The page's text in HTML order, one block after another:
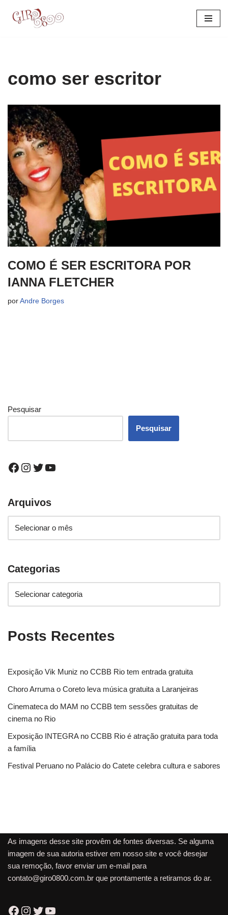
como ser escritor
COMO É SER ESCRITORA POR
IANNA FLETCHER
por Andre Borges
Pesquisar
Pesquisar
Arquivos
Categorias
Posts Recentes
Exposição Vik Muniz no CCBB Rio tem entrada gratuita
Choro Arruma o Coreto leva música gratuita a Laranjeiras
Cinemateca do MAM no CCBB tem sessões gratuitas de
cinema no Rio
Exposição INTEGRA no CCBB Rio é atração gratuita para toda
a família
Festival Peruano no Palácio do Catete celebra cultura e sabores
As imagens desse site provêm de fontes diversas. Se alguma
imagem de sua autoria estiver em nosso site e você desejar
sua remoção, favor enviar um e-mail para
contato@giro0800.com.br que prontamente a retiramos do ar.